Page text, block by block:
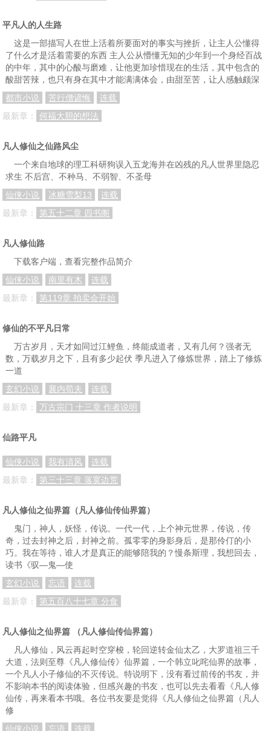
平凡人的人生路
这是一部描写人在世上活着所要面对的事实与挫折，让主人公懂得
了什么才是活着需要的东西 主人公从懵懂无知的少年到一个身经百战
的中年，其中的心酸与磨难，让他更加珍惜现在的生活，其中包含的
酸甜苦辣，也只有身在其中才能满满体会，由甜至苦，让人感触颇深
都市小说
苦行僧谚悔
连载
最新章：
何福大胆的想法
凡人修仙之仙路风尘
一个来自地球的理工科研狗误入五龙海并在凶残的凡人世界里隐忍
求生 不后宫、不种马、不弱智、不圣母
仙侠小说
冰糖雪梨13
连载
最新章：
第五十二章 四书阁
凡人修仙路
下载客户端，查看完整作品简介
仙侠小说
南里有木
连载
最新章：
第119章 拍卖会开始
修仙的不平凡日常
万古岁月，天才如同过江鲤鱼，终能成道者，又有几何？强者无
数，万载岁月之下，且有多少起伏 季凡进入了修炼世界，踏上了修炼
一道
玄幻小说
襄内苟夫
连载
最新章：
万古宗门 十三章 作者说明
仙路平凡
仙侠小说 我有清风
连载
最新章：
第三十三章 落寞边荒
凡人修仙之仙界篇（凡人修仙传仙界篇）
鬼门，神人，妖怪，传说。一代一代，上个神元世界，传说，传
奇，过去封神之后，封神之前。孤零零的身影身后，是那伶仃的小
巧。我在等待，谁人才是真正的能够陪我的？慢条斯理，我想回去，
读书《驭—鬼—使
玄幻小说
忘语
连载
最新章：
第五百八十七章 分食
凡人修仙之仙界篇 （凡人修仙传仙界篇）
凡人修仙，风云再起时空穿梭，轮回逆转金仙太乙，大罗道祖三千
大道，法则至尊《凡人修仙传》仙界篇，一个韩立叱咤仙界的故事，
一个凡人小子修仙的不灭传说。特说明下，没有看过前传的书友，并
不影响本书的阅读体验，但感兴趣的书友，也可以先去看看《凡人修
仙传，再来看本书哦。各位书友要是觉得《凡人修仙之仙界篇（凡人
修
仙侠小说
忘语 连载